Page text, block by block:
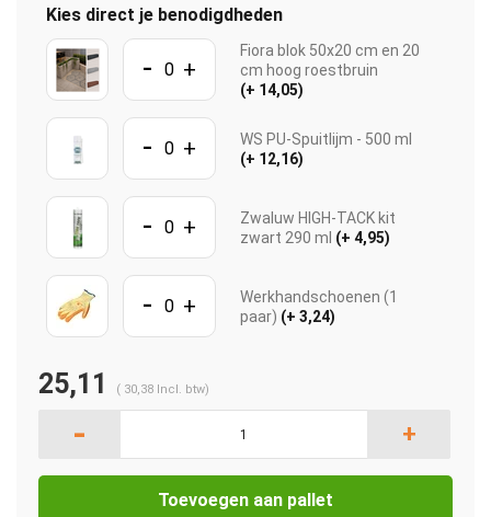
Kies direct je benodigdheden
- +
Fiora blok 50x20 cm en 20
cm hoog roestbruin
(+ 14,05)
- +
WS PU-Spuitlijm - 500 ml
(+ 12,16)
- +
Zwaluw HIGH-TACK kit
zwart 290 ml (+ 4,95)
- +
Werkhandschoenen (1
paar) (+ 3,24)
25,11 ( 30,38 Incl. btw)
- +
Toevoegen aan pallet